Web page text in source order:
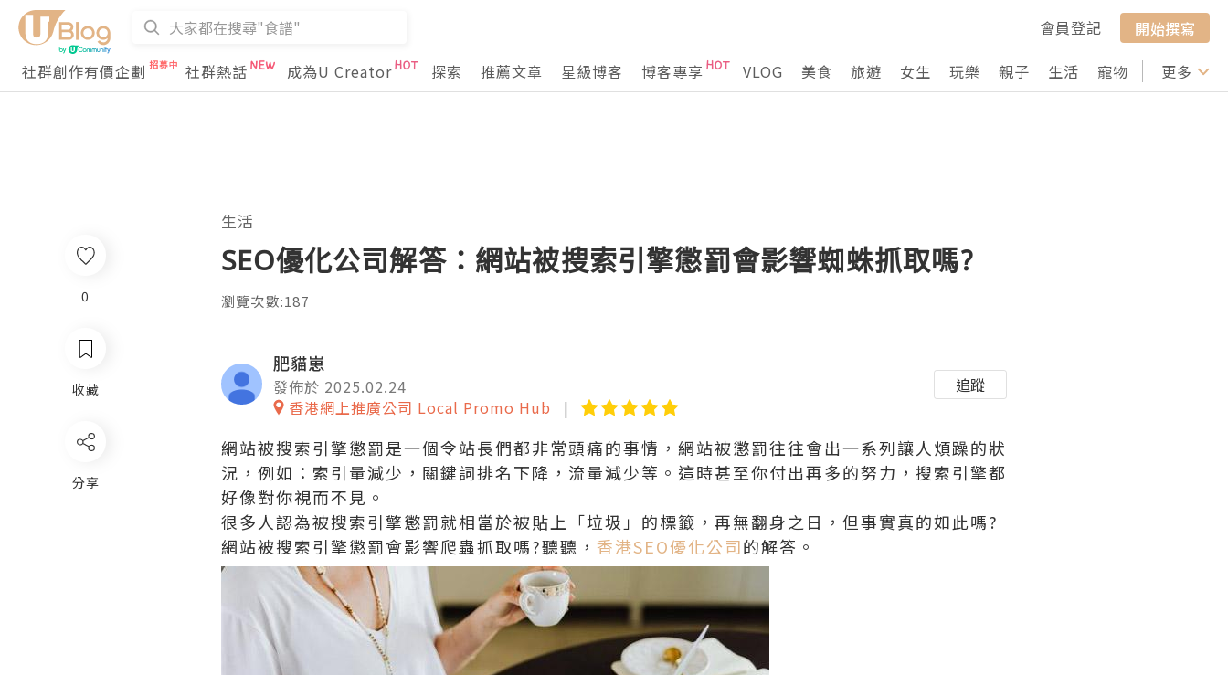
會員登記
開始撰寫
社群創作有價企劃
社群熱話 成為U Creator 探索 推薦文章 星級博客 博客專享 VLOG 美食 旅遊 女生 玩樂 親子 生活 寵物 行山 打卡
更多
生活
SEO優化公司解答：網站被搜索引擎懲罰會影響蜘蛛抓取嗎?
瀏覽次數:187
肥貓崽
發佈於 2025.02.24
香港網上推廣公司 Local Promo Hub
追蹤
網站被搜索引擎懲罰是一個令站長們都非常頭痛的事情，網站被懲罰往往會出一系列讓人煩躁的狀
況，例如：索引量減少，關鍵詞排名下降，流量減少等。這時甚至你付出再多的努力，搜索引擎都
好像對你視而不見。
很多人認為被搜索引擎懲罰就相當於被貼上「垃圾」的標籤，再無翻身之日，但事實真的如此嗎?
網站被搜索引擎懲罰會影響爬蟲抓取嗎?聽聽， 香港SEO優化公司的解答。
0
收藏
分享